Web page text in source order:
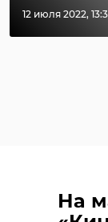
12 июля 2022,
На